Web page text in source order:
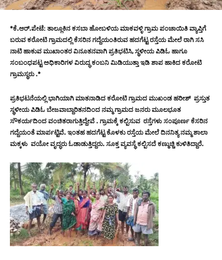
*ಕೆ.ಆರ್.ಪೇಟೆ: ತಾಲ್ಲೂಕಿನ ಕಸಬಾ ಹೋಬಳಿಯ ಮಾಕವಳ್ಳಿ ಗ್ರಾಮ ಪಂಚಾಯಿತಿ ವ್ಯಾಪ್ತಿಗೆ
ಬರುವ ಕರೋಟಿ ಗ್ರಾಮದಲ್ಲಿ ಕೆಸರಿನ ಗದ್ದೆಯಂತಿರುವ ಹದಗೆಟ್ಟ ರಸ್ತೆಯ ಮೇಲೆ ರಾಗಿ ಸಸಿ
ನಾಟಿ ಹಾಕುವ ಮುಖಾಂತರ ವಿನೂತನವಾಗಿ ಪ್ರತಿಭಟಿಸಿ, ಸ್ಥಳೀಯ ಪಿಡಿಓ ಹಾಗೂ
ಸಂಬಂಧಪಟ್ಟ ಅಧಿಕಾರಿಗಳ ವಿರುದ್ಧ ಕಂಬನಿ ಮಿಡಿಯುತ್ತಾ ಇಡಿ ಶಾಪ ಹಾಕಿದ ಕರೋಟಿ
ಗ್ರಾಮಸ್ಥರು .*
ಪ್ರತಿಭಟನೆಯಲ್ಲಿ ಭಾಗಿಯಾಗಿ ಮಾತನಾಡಿದ ಕರೋಟಿ ಗ್ರಾಮದ ಮುಖಂಡ ಹರೀಶ್ ಪ್ರಸ್ತುತ
ಸ್ಥಳೀಯ ಪಿಡಿಓ ಬೇಜವಾಬ್ದಾರಿತನದಿಂದ ನಮ್ಮ ಗ್ರಾಮದ ಜನರು ಮೂಲಭೂತ
ಸೌಕರ್ಯದಿಂದ ವಂಚಿತರಾಗುತ್ತಿದ್ದೇವೆ . ಗ್ರಾಮಕ್ಕೆ ಕಲ್ಪಿಸುವ ರಸ್ತೆಗಳು ಸಂಪೂರ್ಣ ಕೆಸರಿನ
ಗದ್ದೆಯಂತೆ ಮಾರ್ಪಟ್ಟಿವೆ. ಇಂತಹ ಹದಗೆಟ್ಟ ಕೊಳಕು ರಸ್ತೆಯ ಮೇಲೆ ದಿನನಿತ್ಯ ನಮ್ಮ ಶಾಲಾ
ಮಕ್ಕಳು ವಯೋ ವೃದ್ಧರು ಓಡಾಡುತ್ತಿದ್ದರು. ಸೂಕ್ತ ವ್ಯವಸ್ಥೆ ಕಲ್ಪಿಸದೆ ಕಣ್ಮುಚ್ಚಿ ಕುಳಿತಿದ್ದಾರೆ.